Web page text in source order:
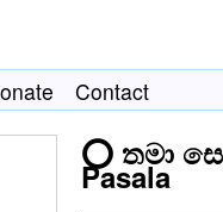
Contact
⭕ තමා
Pasala